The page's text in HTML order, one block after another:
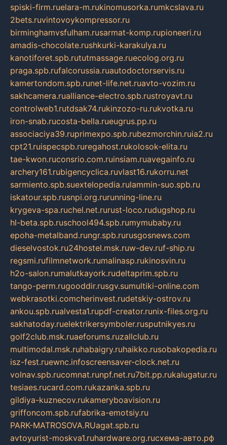
spiski-firm.ruelara-m.rukinomusorka.rumkcslava.ru
2bets.ruvintovoykompressor.ru
birminghamvsfulham.rusarmat-komp.rupioneeri.ru
amadis-chocolate.rushkurki-karakulya.ru
kanotiforet.spb.rututmassage.ruecolog.org.ru
praga.spb.rufalcorussia.ruautodoctorservis.ru
kamertondom.spb.runet-life.net.ruavto-vozim.ru
sakhcamera.rualliance-electro.spb.rustroyavt.ru
controlweb1.rutdsak74.rukinzozo-ru.rukvotka.ru
iron-snab.rucosta-bella.rueugrus.pp.ru
associaciya39.ruprimexpo.spb.rubezmorchin.ruia2.ru
cpt21.ruispecspb.ruregahost.rukolosok-elita.ru
tae-kwon.ruconsrio.com.ruinsiam.ruavegainfo.ru
archery161.rubigencyclica.ruvlast16.rukorru.net
sarmiento.spb.suextelopedia.rulammin-suo.spb.ru
iskatour.spb.rusnpi.org.rurunning-line.ru
krygeva-spa.ruchel.net.rurust-loco.rudugshop.ru
hl-beta.spb.ruschool494.spb.rumymubaby.ru
epoha-metalband.rungr.spb.rurusgosnews.com
dieselvostok.ru24hostel.msk.ruw-dev.ruf-ship.ru
regsmi.rufilmnetwork.rumalinasp.rukinosvin.ru
h2o-salon.rumalutkayork.rudeltaprim.spb.ru
tango-perm.rugooddir.rusgv.sumultiki-online.com
webkrasotki.comcherinvest.rudetskiy-ostrov.ru
ankou.spb.rualvesta1.rupdf-creator.runix-files.org.ru
sakhatoday.ruelektrikersymboler.rusputnikyes.ru
golf2club.msk.ruaeforums.ruzallclub.ru
multimodal.msk.ruhabaigry.ruhaikko.rusobakopedia.ru
isz-fest.ruewnc.infoscreensaver-clock.net.ru
volnav.spb.rucomnat.runpf.net.ru7bit.pp.rukalugatur.ru
tesiaes.rucard.com.rukazanka.spb.ru
gildiya-kuznecov.rukameryboavision.ru
griffoncom.spb.rufabrika-emotsiy.ru
PARK-MATROSOVA.RUagat.spb.ru
avtoyurist-moskva1.ruhardware.org.ruсхема-авто.рф